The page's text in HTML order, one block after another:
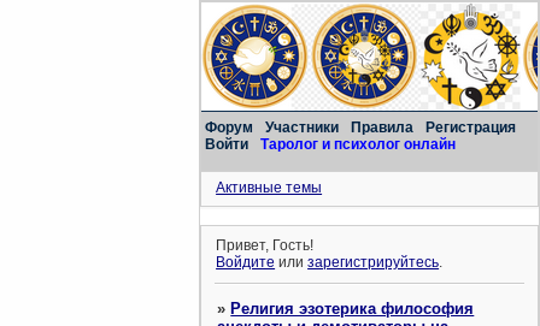
Форум Участники Правила
Регистрация
Войти
Таролог и психолог онлайн
Активные темы
Привет, Гость!
Войдите илизарегистрируйтесь.
»Религия эзотерика философия